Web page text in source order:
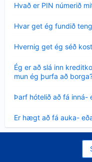
Hvað er PIN númerið
sýnt
Hvar get ég fundið
sýnt
Hvernig get ég séð
sýnt
Ég er að slá inn
mun ég þurfa að
Minna
sýnt
Þarf hótelið að fá inná-
sýnt
Er hægt að fá auka-
sýnt